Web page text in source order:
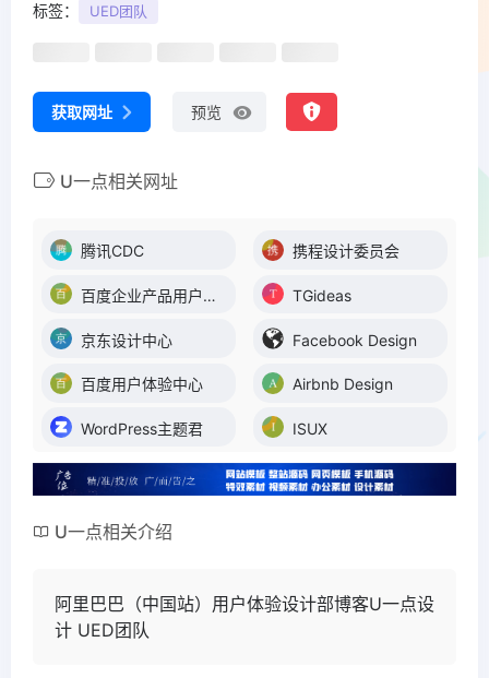
标签： UED团队
获取网址 预览
U一点相关网址
腾讯CDC 携程设计委员会
百度企业产品用户体验中心 TGideas
京东设计中心 Facebook Design
百度用户体验中心 Airbnb Design
WordPress主题君 ISUX
U一点相关介绍
阿里巴巴（中国站）用户体验设计部博客U一点设
计 UED团队